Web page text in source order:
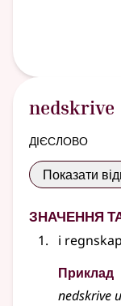
nedskrive
дієслово
Показати
Значення
i
Приклад
nedskrive